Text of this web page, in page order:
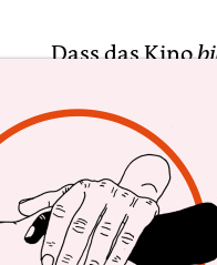
Dass das Kino
Leinwand
das Kinobild
Zu sehen ist
Vorhang“, dem
1966, in dem